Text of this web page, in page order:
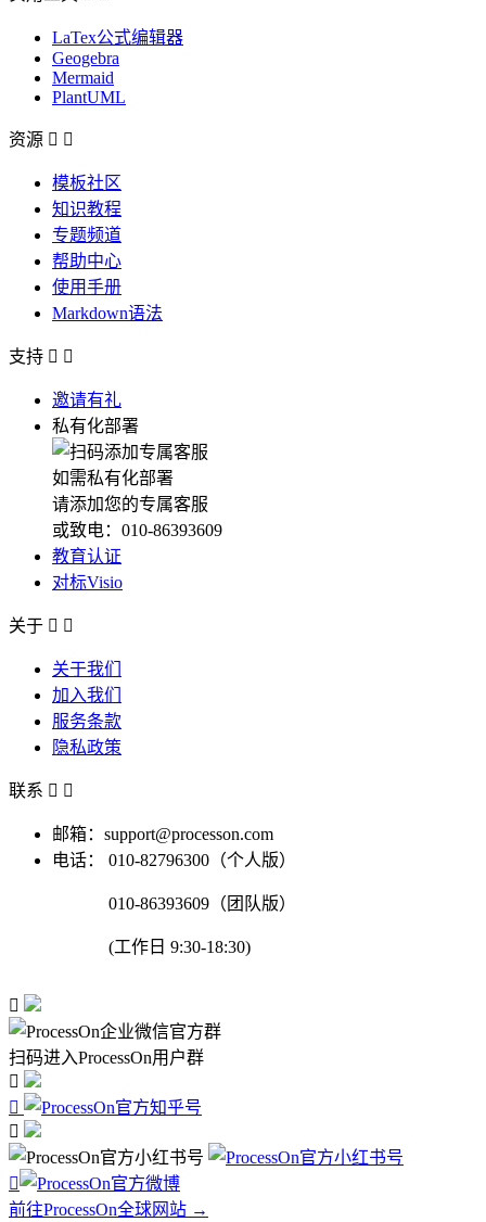
LaTex公式编辑器
Geogebra
Mermaid
PlantUML
资源  
模板社区
知识教程
专题频道
帮助中心
使用手册
Markdown语法
支持  
邀请有礼
私有化部署
如需私有化部署
请添加您的专属客服
或致电：010-86393609
教育认证
对标Visio
关于  
关于我们
加入我们
服务条款
隐私政策
联系  
邮箱：support@processon.com
电话：
010-82796300（个人版）
010-86393609（团队版）
(工作日 9:30-18:30)

扫码进入ProcessOn用户群




前往ProcessOn全球网站 →